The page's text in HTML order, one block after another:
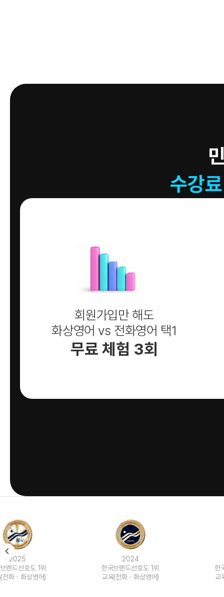
수강
회원가입만 해도
화상영어 vs 전화영어 택1
무료 체험 3회
한국브랜드선호도 1위
교육(전화ㆍ화상영어)
한국브랜드선호도 1위
교육(전화ㆍ화상영어)